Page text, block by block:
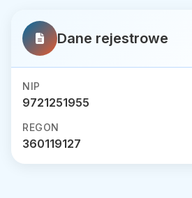
Dane rejestrowe
NIP
9721251955
REGON
360119127